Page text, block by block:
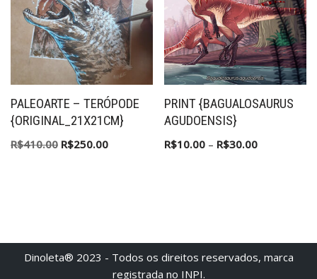
PALEOARTE – TERÓPODE
{ORIGINAL_21X21CM}
R$410.00 R$250.00
PRINT {BAGUALOSAURUS
AGUDOENSIS}
R$10.00 – R$30.00
Dinoleta® 2023 - Todos os direitos reservados, marca
registrada no INPI.